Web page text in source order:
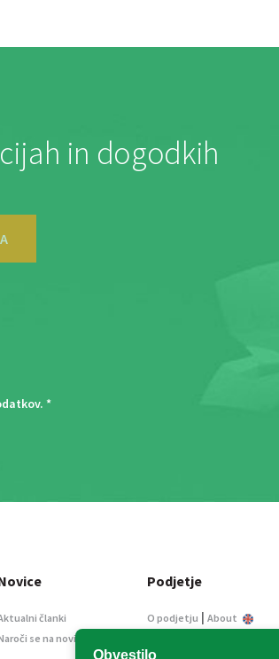
in dogodkih
. *
Obvestilo
članki
se na novice
Podjetje
O podjetju | About